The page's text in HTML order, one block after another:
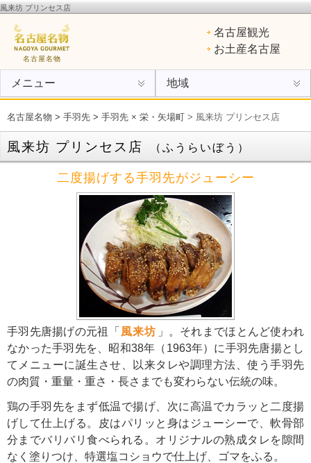
風来坊 プリンセス店
けスパ、小倉トースト、ういろう
名古屋名物
名古屋観光
お土産名古屋
メニュー 地域
名古屋名物 > 手羽先 > 手羽先 × 栄・矢場町 > 風来坊 プリンセス店
風来坊 プリンセス店 （ふうらいぼう）
二度揚げする手羽先がジューシー
手羽先唐揚げの元祖「 風来坊 」。それまでほとんど使われ
なかった手羽先を、昭和38年（1963年）に手羽先唐揚とし
てメニューに誕生させ、以来タレや調理方法、使う手羽先
の肉質・重量・重さ・長さまでも変わらない伝統の味。
鶏の手羽先をまず低温で揚げ、次に高温でカラッと二度揚
げして仕上げる。皮はパリッと身はジューシーで、軟骨部
分までバリバリ食べられる。オリジナルの熟成タレを隙間
なく塗りつけ、特選塩コショウで仕上げ、ゴマをふる。